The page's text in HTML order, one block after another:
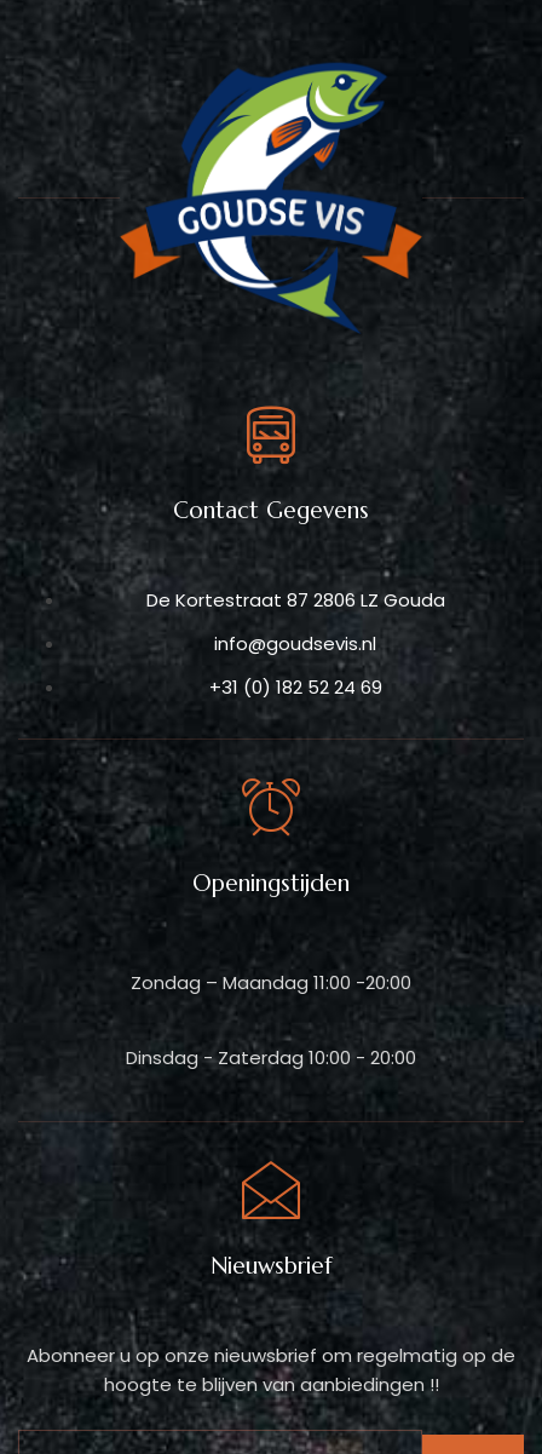
Contact Gegevens
De Kortestraat 87 2806 LZ Gouda
info@goudsevis.nl
+31 (0) 182 52 24 69
Openingstijden
Zondag – Maandag 11:00 -20:00
Dinsdag - Zaterdag 10:00 - 20:00
Nieuwsbrief
Abonneer u op onze nieuwsbrief om regelmatig op de
hoogte te blijven van aanbiedingen !!